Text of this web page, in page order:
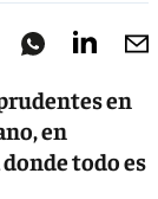
en
en
todo es